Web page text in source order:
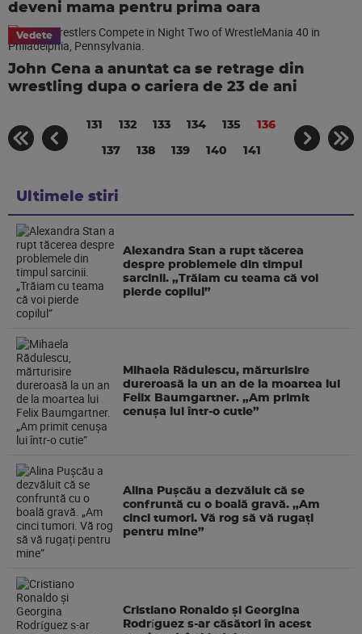
deveni mama pentru prima oara
Vedete
John Cena a anuntat ca se retrage din
wrestling dupa o cariera de 23 de ani
131 132 133 134 135 136
137 138 139 140 141
Ultimele stiri
Alexandra Stan a rupt tăcerea
despre problemele din timpul
sarcinii. „Trăiam cu teama că voi
pierde copilul”
Mihaela Rădulescu, mărturisire
dureroasă la un an de la moartea lui
Felix Baumgartner. „Am primit
cenușa lui într-o cutie”
Alina Pușcău a dezvăluit că se
confruntă cu o boală gravă. „Am
cinci tumori. Vă rog să vă rugați
pentru mine”
Cristiano Ronaldo și Georgina
Rodríguez s-ar căsători în acest